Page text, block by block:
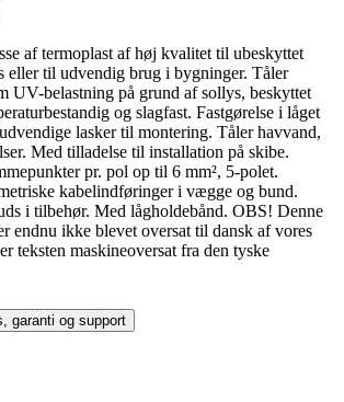
af termoplast af høj kvalitet til ubeskyttet
eller til udvendig brug i bygninger. Tåler
UV-belastning på grund af sollys, beskyttet
og slagfast. Fastgørelse i låget
lasker til montering. Tåler havvand,
Med tilladelse til installation på skibe.
pr. pol op til 6 mm², 5-polet.
kabelindføringer i vægge og bund.
i tilbehør. Med lågholdebånd. OBS! Denne
endnu ikke blevet oversat til dansk af vores
teksten maskineoversat fra den tyske
garanti og support